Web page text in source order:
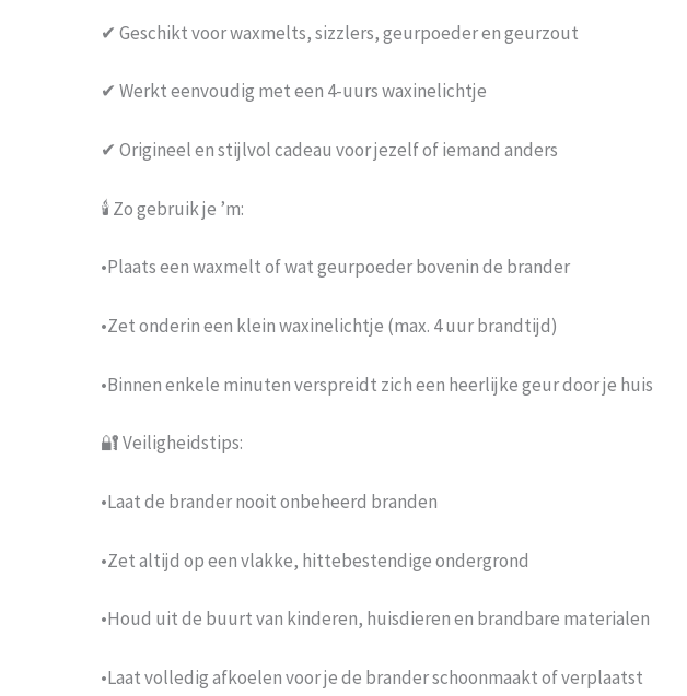
✔ Geschikt voor waxmelts, sizzlers, geurpoeder en geurzout
✔ Werkt eenvoudig met een 4-uurs waxinelichtje
✔ Origineel en stijlvol cadeau voor jezelf of iemand anders
🕯️ Zo gebruik je ’m:
•Plaats een waxmelt of wat geurpoeder bovenin de brander
•Zet onderin een klein waxinelichtje (max. 4 uur brandtijd)
•Binnen enkele minuten verspreidt zich een heerlijke geur door je huis
🔐 Veiligheidstips:
•Laat de brander nooit onbeheerd branden
•Zet altijd op een vlakke, hittebestendige ondergrond
•Houd uit de buurt van kinderen, huisdieren en brandbare materialen
•Laat volledig afkoelen voor je de brander schoonmaakt of verplaatst